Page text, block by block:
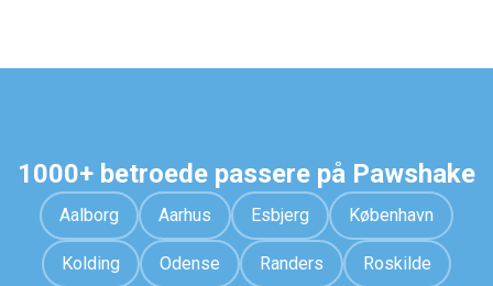
1000+ betroede passere på Pawshake
Aalborg Aarhus Esbjerg København
Kolding Odense Randers Roskilde